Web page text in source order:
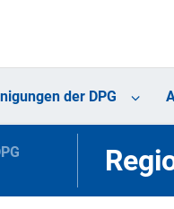
der DPG